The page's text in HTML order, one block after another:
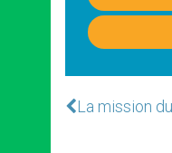
La mission